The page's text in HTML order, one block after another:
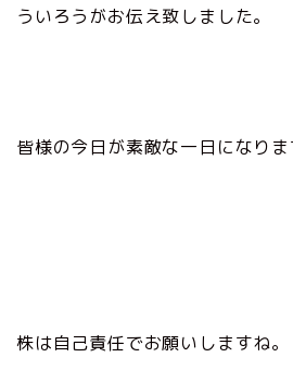
ういろうがお伝え致しました。
皆様の今日が素敵な一日になりま
株は自己責任でお願いしますね。